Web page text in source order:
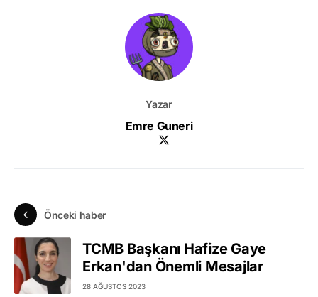
Yazar
Emre Guneri
Önceki haber
TCMB Başkanı Hafize Gaye
Erkan'dan Önemli Mesajlar
28 AĞUSTOS 2023